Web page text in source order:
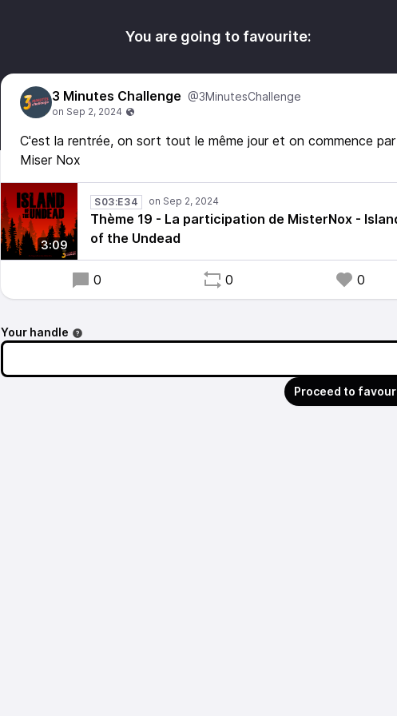
You are going to favourite:
3 Minutes Challenge @3MinutesChallenge
C'est la rentrée, on sort tout le même jour et on commence par
Miser Nox
3:09
S03:E34
Thème 19 - La participation de MisterNox -
of the Undead
0 0 0
Your handle
Proceed to